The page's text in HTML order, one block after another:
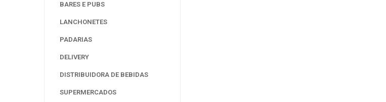
BARES E PUBS
LANCHONETES
PADARIAS
DELIVERY
DISTRIBUIDORA DE BEBIDAS
SUPERMERCADOS